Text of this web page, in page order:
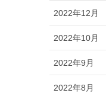
2022年12月
2022年10月
2022年9月
2022年8月